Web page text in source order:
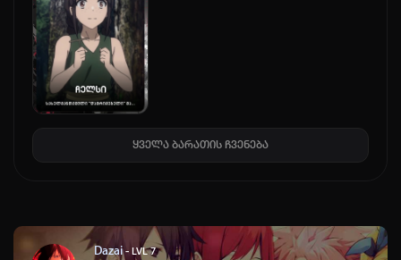
ყველა ბარათის ჩვენება
Dazai- LVL 7